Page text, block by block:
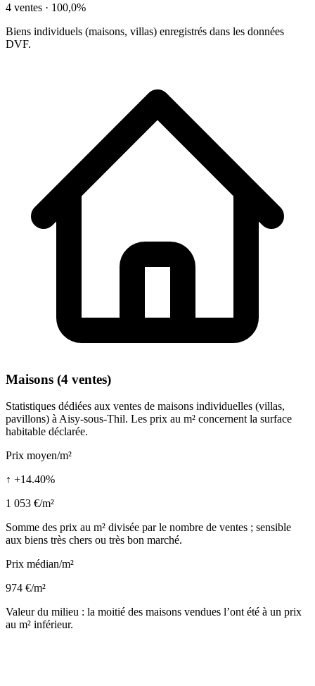
4 ventes · 100,0%
Biens individuels (maisons, villas) enregistrés dans les données
DVF.
Maisons (4 ventes)
Statistiques dédiées aux ventes de maisons individuelles (villas,
pavillons) à Aisy-sous-Thil. Les prix au m² concernent la surface
habitable déclarée.
Prix moyen/m²
↑ +14.40%
1 053 €/m²
Somme des prix au m² divisée par le nombre de ventes ; sensible
aux biens très chers ou très bon marché.
Prix médian/m²
974 €/m²
Valeur du milieu : la moitié des maisons vendues l’ont été à un prix
au m² inférieur.